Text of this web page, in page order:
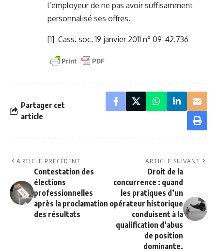
l’employeur de ne pas avoir suffisamment
personnalisé ses offres.
[1] Cass. soc. 19 janvier 2011 n° 09-42.736
Partager cet
article
ARTICLE PRÉCÉDENT
Contestation des
élections
professionnelles
après la proclamation
des résultats
ARTICLE SUIVANT
Droit de la
concurrence : quand
les pratiques d’un
opérateur historique
conduisent à la
qualification d’abus
de position
dominante.